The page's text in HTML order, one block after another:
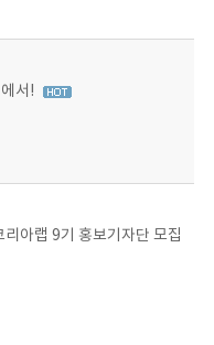
서!
아랩 9기 홍보기자단 모집